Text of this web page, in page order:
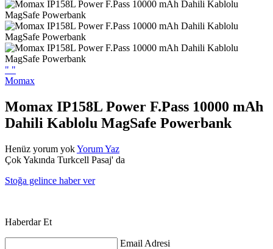
" "
Momax
Momax IP158L Power F.Pass 10000 mAh
Dahili Kablolu MagSafe Powerbank
Henüz yorum yokYorum Yaz
Çok Yakında Turkcell Pasaj' da
Stoğa gelince haber ver
Haberdar Et
Email Adresi